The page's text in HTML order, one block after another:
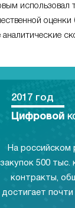
использовал
аналитические
2017 год
Цифровой
На российском
закупок 500 тыс.
контракты,
достигает